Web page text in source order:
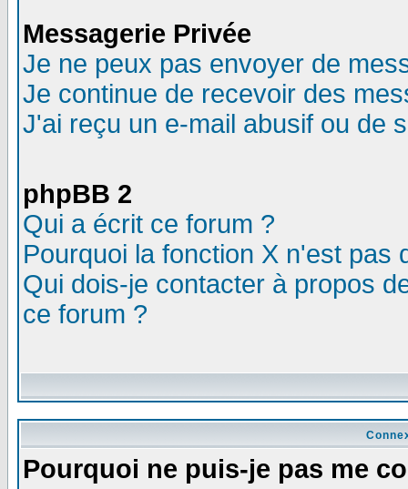
Messagerie Privée
Je ne peux pas envoyer de
Je continue de recevoir des
J'ai reçu un e-mail abusif ou de
phpBB 2
Qui a écrit ce forum ?
Pourquoi la fonction X n'est pas
Qui dois-je contacter à propos
ce forum ?
Pourquoi ne puis-je pas me